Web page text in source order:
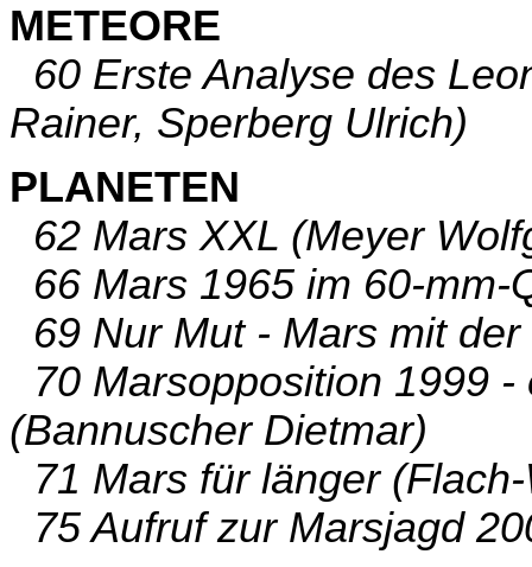
METEORE
60 Erste Analyse des
Rainer, Sperberg Ulrich)
PLANETEN
62 Mars XXL (Meyer
66 Mars 1965 im 60-mm-
69 Nur Mut - Mars mit
70 Marsopposition 1999
(Bannuscher Dietmar)
71 Mars für länger
75 Aufruf zur Marsjagd